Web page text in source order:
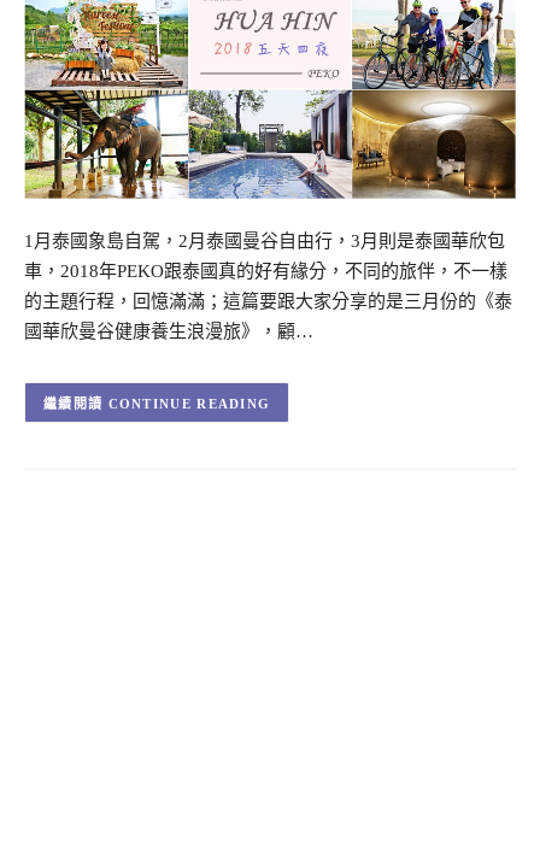
1月泰國象島自駕，2月泰國曼谷自由行，3月則是泰國華欣包
車，2018年PEKO跟泰國真的好有緣分，不同的旅伴，不一樣
的主題行程，回憶滿滿；這篇要跟大家分享的是三月份的《泰
國華欣曼谷健康養生浪漫旅》，顧…
CONTINUE READING